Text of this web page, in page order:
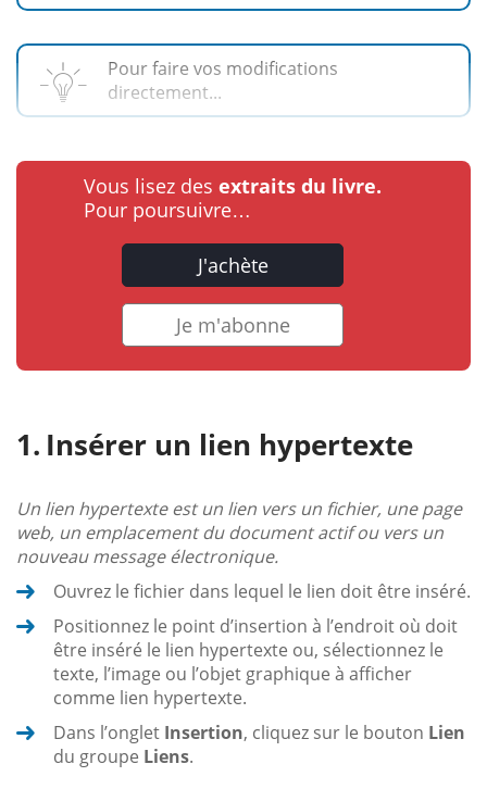
Pour faire vos modifications
directement...
Vous lisez des extraits du livre.
Pour poursuivre…
J'achète
Je m'abonne
Insérer un lien hypertexte
Un lien hypertexte est un lien vers un fichier, une page
web, un emplacement du document actif ou vers un
nouveau message électronique.
Ouvrez le fichier dans lequel le lien doit être inséré.
Positionnez le point d’insertion à l’endroit où doit
être inséré le lien hypertexte ou, sélectionnez le
texte, l’image ou l’objet graphique à afficher
comme lien hypertexte.
Dans l’onglet Insertion, cliquez sur le bouton Lien
du groupe Liens.